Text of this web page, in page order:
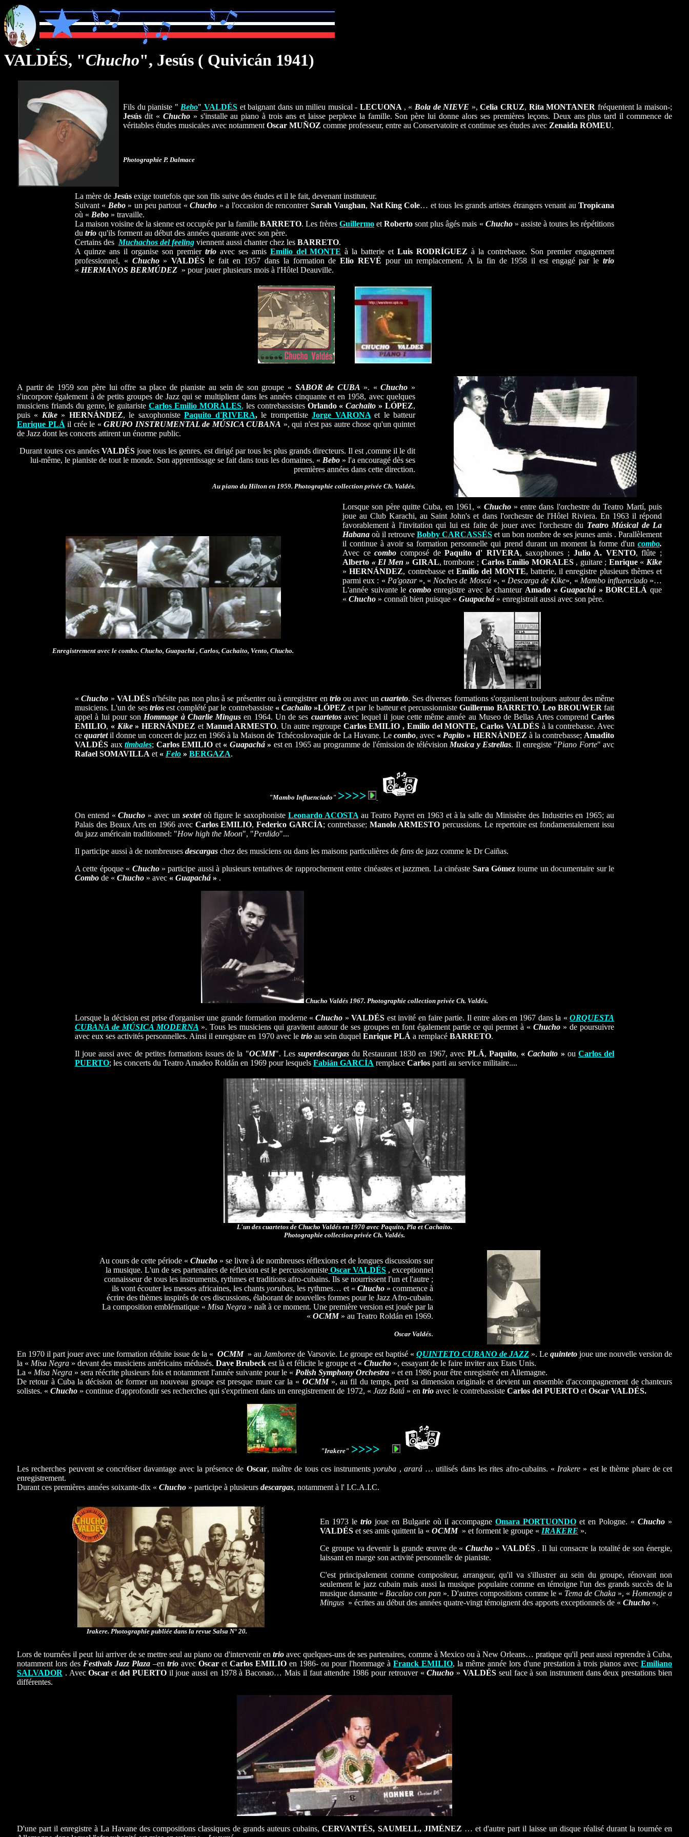
VALDÉS, "Chucho", Jesús ( Quivicán 1941)
Fils du pianiste " Bebo" VALDÉS et baignant dans un milieu musical -LECUONA , « Bola de NIEVE »,Celia CRUZ, Rita MONTANER fréquentent la maison-;
Jesús dit « Chucho » s'installe au piano à trois ans et laisse perplexe la famille. Son père lui donne alors ses premières leçons. Deux ans plus tard il commence de
véritables études musicales avec notamment Oscar MUÑOZ comme professeur, entre au Conservatoire et continue ses études avec Zenaida ROMEU.
Photographie P. Dalmace
La mère de Jesús exige toutefois que son fils suive des études et il le fait, devenant instituteur.
Suivant « Bebo» un peu partout «Chucho » a l'occasion de rencontrer Sarah Vaughan, Nat King Cole… et tous les grands artistes étrangers venant auTropicana
où « Bebo » travaille.
La maison voisine de la sienne est occupée par la famille BARRETO. Les frèresGuillermo etRobertosont plus âgés mais « Chucho» assiste à toutes les répétitions
du trio qu'ils forment au début des années quarante avec son père.
Certains des Muchachos del feeling viennent aussi chanter chez les BARRETO.
A quinze ans il organise son premier trioavec ses amis Emilio del MONTE à la batterie etLuis RODRÍGUEZà la contrebasse. Son premier engagement
professionnel, « Chucho»VALDÉS le fait en 1957 dans la formation deElio REVÉ pour un remplacement. A la fin de 1958 il est engagé par letrio
« HERMANOS BERMÚDEZ » pour jouer plusieurs mois à l'Hôtel Deauville.
A partir de 1959 son père lui offre sa place de pianiste au sein de son groupe « SABOR de CUBA ». «Chucho »
s'incorpore également à de petits groupes de Jazz qui se multiplient dans les années cinquante et en 1958, avec quelques
musiciens friands du genre, le guitaristeCarlos Emilio MORALES, les contrebassistes Orlando «Cachaito » LÓPEZ,
puis « Kike» HERNÁNDEZ,le saxophonistePaquito d'RIVERA,le trompettisteJorge VARONA et le batteur
Enrique PLÁ il crée le « GRUPO INSTRUMENTAL de MÚSICA CUBANA », qui n'est pas autre chose qu'un quintet
de Jazz dont les concerts attirent un énorme public.
Durant toutes ces années VALDÉS joue tous les genres, est dirigé par tous les plus grands directeurs. Il est ,comme il le dit
lui-même, le pianiste de tout le monde. Son apprentissage se fait dans tous les domaines. « Bebo » l'a encouragé dès ses
premières années dans cette direction.
Au piano du Hilton en 1959. Photographie collection privée Ch. Valdés.
Enregistrement avec le combo. Chucho, Guapachá , Carlos, Cachaito, Vento, Chucho.
Lorsque son père quitte Cuba, en 1961, « Chucho » entre dans l'orchestre du Teatro Martí, puis
joue au Club Karachi, au Saint John's et dans l'orchestre de l'Hôtel Riviera. En 1963 il répond
favorablement à l'invitation qui lui est faite de jouer avec l'orchestre du Teatro Músical de La
Habana où il retrouve Bobby CARCASSÉS et un bon nombre de ses jeunes amis . Parallèlement
il continue à avoir sa formation personnelle qui prend durant un moment la forme d'un combo.
Avec cecombo composé dePaquito d' RIVERA, saxophones ; Julio A. VENTO, flûte ;
Alberto « El Men » GIRAL, trombone ; Carlos Emilio MORALES , guitare ; Enrique « Kike
» HERNÁNDEZ, contrebasse et Emilio del MONTE, batterie, il enregistre plusieurs thèmes et
parmi eux : « Pa'gozar», « Noches de Moscú », « Descarga de Kike», « Mambo influenciado »…
L'année suivante le comboenregistre avec le chanteur Amado «Guapachá » BORCELÁque
« Chucho » connaît bien puisque « Guapachá » enregistrait aussi avec son père.
«Chucho » VALDÉSn'hésite pas non plus à se présenter ou à enregistrer en trioou avec un cuarteto. Ses diverses formations s'organisent toujours autour des même
musiciens. L'un de ses trios est complété par le contrebassiste « Cachaito»LÓPEZ et par le batteur et percussionnisteGuillermo BARRETO. Leo BROUWER fait
appel à lui pour son Hommage à Charlie Mingus en 1964. Un de ses cuartetosavec lequel il joue cette même année au Museo de Bellas Artes comprend Carlos
EMILIO, « Kike » HERNÁNDEZ et Manuel ARMESTO. Un autre regroupe Carlos EMILIO , Emilio del MONTE, Carlos VALDÉSà la contrebasse. Avec
cequartetil donne un concert de jazz en 1966 à la Maison de Tchécoslovaquie de La Havane. Lecombo, avec « Papito » HERNÁNDEZ à la contrebasse; Amadito
VALDÉS auxtimbales; Carlos EMILIO et « Guapachá » est en 1965 au programme de l'émission de télévision Musica y Estrellas. Il enregiste "Piano Forte" avc
Rafael SOMAVILLA et « Felo » BERGAZA.
"Mambo Influenciado" >>>>
On entend «Chucho » avec un sextetoù figure le saxophoniste Leonardo ACOSTA au Teatro Payret en 1963 et à la salle du Ministère des Industries en 1965; au
Palais des Beaux Arts en 1966 avec Carlos EMILIO,Federico GARCÍA; contrebasse; Manolo ARMESTO percussions. Le repertoire est fondamentalement issu
du jazz américain traditionnel: "How high the Moon", "Perdido"...
Il participe aussi à de nombreuses descargas chez des musiciens ou dans les maisons particulières de fans de jazz comme le Dr Caiñas.
A cette époque « Chucho » participe aussi à plusieurs tentatives de rapprochement entre cinéastes et jazzmen. La cinéaste Sara Gómez tourne un documentaire sur le
Combo de « Chucho » avec « Guapachá » .
Chucho Valdés 1967. Photographie collection privée Ch. Valdés.
Lorsque la décision est prise d'organiser une grande formation moderne «Chucho »VALDÉS est invité en faire partie. Il entre alors en 1967 dans la «ORQUESTA
CUBANA de MÚSICA MODERNA ». Tous les musiciens qui gravitent autour de ses groupes en font également partie ce qui permet à « Chucho » de poursuivre
avec eux ses activités personnelles. Ainsi il enregistre en 1970 avec le trio au sein duquel Enrique PLÁ a remplacé BARRETO.
Il joue aussi avec de petites formations issues de la "OCMM". Les superdescargasdu Restaurant 1830 en 1967, avec PLÁ,Paquito, «Cachaito » ou Carlos del
PUERTO; les concerts du Teatro Amadeo Roldán en 1969 pour lesquels Fabián GARCÍA remplace Carlos parti au service militaire....
L'un des cuartetos de Chucho Valdés en 1970 avec Paquito, Pla et Cachaito.
Photographie collection privée Ch. Valdés.
Au cours de cette période « Chucho » se livre à de nombreuses réflexions et de longues discussions sur
la musique. L'un de ses partenaires de réflexion est le percussionniste Oscar VALDÉS , exceptionnel
connaisseur de tous les instruments, rythmes et traditions afro-cubains. Ils se nourrissent l'un et l'autre ;
ils vont écouter les messes africaines, les chants yorubas, les rythmes… et « Chucho » commence à
écrire des thèmes inspirés de ces discussions, élaborant de nouvelles formes pour le Jazz Afro-cubain.
La composition emblématique « Misa Negra » naît à ce moment. Une première version est jouée par la
« OCMM» au Teatro Roldán en 1969.
Oscar Valdés.
En 1970 il part jouer avec une formation réduite issue de la « OCMM » au Jamboree de Varsovie. Le groupe est baptisé « QUINTETO CUBANO de JAZZ ». Le quinteto joue une nouvelle version de
la « Misa Negra » devant des musiciens américains médusés. Dave Brubeck est là et félicite le groupe et « Chucho », essayant de le faire inviter aux Etats Unis.
La « Misa Negra » sera réécrite plusieurs fois et notamment l'année suivante pour le « Polish Symphony Orchestra » et en 1986 pour être enregistrée en Allemagne.
De retour à Cuba la décision de former un nouveau groupe est presque mure car la « OCMM », au fil du temps, perd sa dimension originale et devient un ensemble d'accompagnement de chanteurs
solistes. « Chucho » continue d'approfondir ses recherches qui s'expriment dans un enregistrement de 1972, « Jazz Batá » en trio avec le contrebassiste Carlos del PUERTO et Oscar VALDÉS.
"Irakere" >>>>
Les recherches peuvent se concrétiser davantage avec la présence de Oscar, maître de tous ces instrumentsyoruba , arará … utilisés dans les rites afro-cubains. « Irakere » est le thème phare de cet
enregistrement.
Durant ces premières années soixante-dix « Chucho » participe à plusieurs descargas, notamment à l' I.C.A.I.C.
Irakere. Photographie publiée dans la revue Salsa N° 20.
En 1973 le trio joue en Bulgarie où il accompagne Omara PORTUONDO et en Pologne. « Chucho »
VALDÉS et ses amis quittent la « OCMM » et forment le groupe « IRAKERE ».
Ce groupe va devenir la grande œuvre de «Chucho » VALDÉS . Il lui consacre la totalité de son énergie,
laissant en marge son activité personnelle de pianiste.
C'est principalement comme compositeur, arrangeur, qu'il va s'illustrer au sein du groupe, rénovant non
seulement le jazz cubain mais aussi la musique populaire comme en témoigne l'un des grands succès de la
musique dansante « Bacalao con pan ». D'autres compositions comme le « Tema de Chaka», « Homenaje a
Mingus » écrites au début des années quatre-vingt témoignent des apports exceptionnels de « Chucho ».
Lors de tournées il peut lui arriver de se mettre seul au piano ou d'intervenir en trio avec quelques-uns de ses partenaires, comme à Mexico ou à New Orleans… pratique qu'il peut aussi reprendre à Cuba,
notamment lors des Festivals Jazz Plaza –en trio avec Oscar et Carlos EMILIO en 1986- ou pour l'hommage à Franck EMILIO, la même année lors d'une prestation à trois pianos avec Emiliano
SALVADOR . AvecOscaret del PUERTO il joue aussi en 1978 à Baconao… Mais il faut attendre 1986 pour retrouver «Chucho » VALDÉS seul face à son instrument dans deux prestations bien
différentes.
D'une part il enregistre à La Havane des compositions classiques de grands auteurs cubains,CERVANTÉS, SAUMELL, JIMÉNEZ … et d'autre part il laisse un disque réalisé durant la tournée en